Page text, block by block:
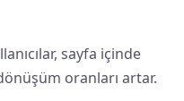
sayfa içinde
oranları artar.